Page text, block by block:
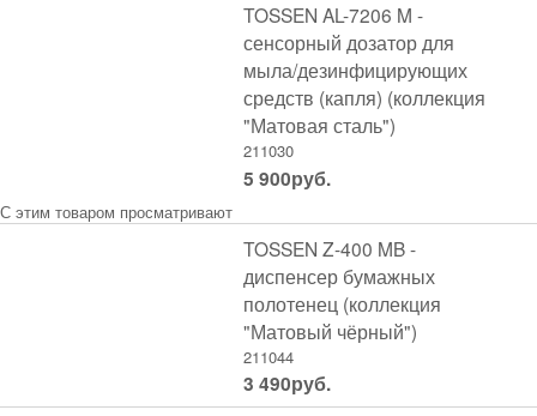
TOSSEN AL-7206 M -
сенсорный дозатор для
мыла/дезинфицирующих
средств (капля) (коллекция
"Матовая сталь")
211030
5 900руб.
С этим товаром просматривают
TOSSEN Z-400 MB -
диспенсер бумажных
полотенец (коллекция
"Матовый чёрный")
211044
3 490руб.